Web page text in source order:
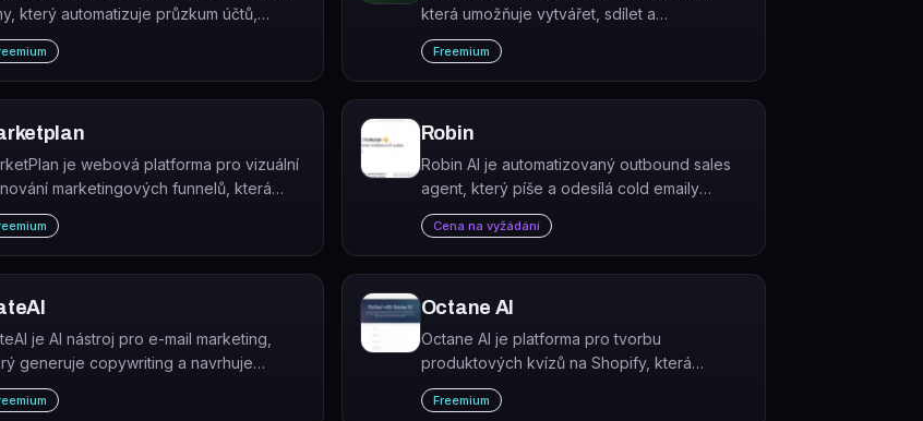
který automatizuje průzkum účtů,
kontaktů a tvorbu
outreach.
která umožňuje vytvářet, sdílet a
vyhodnocovat online kvízy a testy s
vestavěnou ochranou proti podvádění.
Freemium
je webová platforma pro vizuální
marketingových funnelů, která
mapovat kampaně, projektovat
a sledovat výkon v reálném čase.
Robin
Robin AI je automatizovaný outbound sales
agent, který píše a odesílá cold emaily
pomocí GPT a zajišťuje počáteční kontakt s
potenciálními zákazníky bez potřeby
lidského obchodního zástupce.
Cena na vyžádání
je AI nástroj pro e-mail marketing,
generuje copywriting a navrhuje
pro e-mailové kampaně.
Octane AI
Octane AI je platforma pro tvorbu
produktových kvízů na Shopify, která
personalizuje nákupní zážitek a sbírá first-
party data o zákaznících.
Freemium